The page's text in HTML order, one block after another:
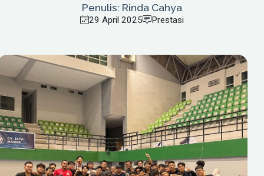
Penulis: Rinda Cahya
29 April 2025 Prestasi